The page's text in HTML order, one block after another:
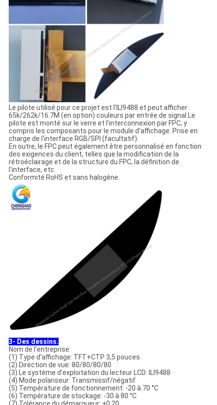
Le pilote utilisé pour ce projet est l'ILI9488 et peut afficher
65k/262k/16.7M (en option) couleurs par entrée de signal.Le
pilote est monté sur le verre et l'interconnexion par FPC, y
compris les composants pour le module d'affichage. Prise en
charge de l'interface RGB/SPI (facultatif).
En outre, le FPC peut également être personnalisé en fonction
des exigences du client, telles que la modification de la
rétroéclairage et de la structure du FPC, la définition de
l'interface, etc.
Conformité RoHS et sans halogène.
3- Des dessins.
Nom de l'entreprise:
(1) Type d'affichage: TFT+CTP 3,5 pouces
(2) Direction de vue: 80/80/80/80
(3) Le système d'exploitation du lecteur LCD: ILI9488
(4) Mode polariseur: Transmissif/négatif
(5) Température de fonctionnement: -20 à 70 °C
(6) Température de stockage: -30 à 80 °C